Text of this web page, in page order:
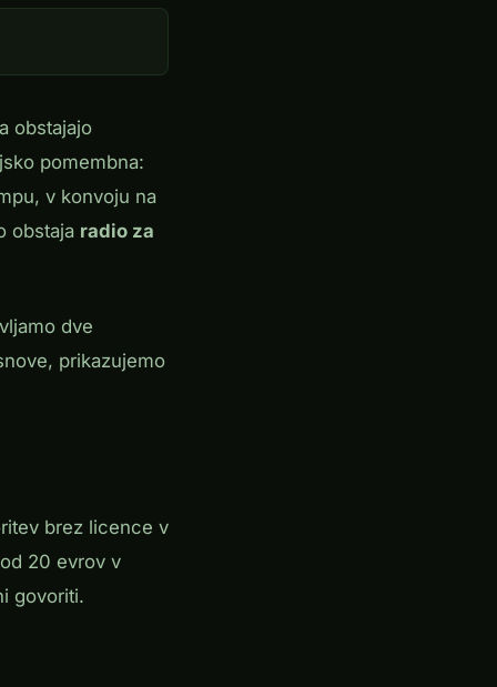
obstajajo
pomembna:
v konvoju na
obstaja radio za
dve
prikazujemo
brez licence v
20 evrov v
govoriti.